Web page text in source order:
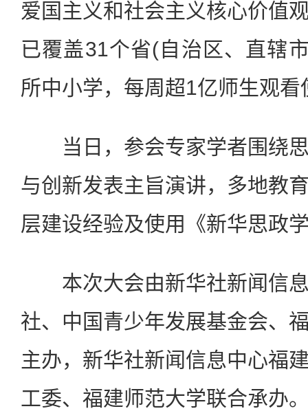
爱国主义和社会主义核心价值
已覆盖31个省(自治区、直辖
所中小学，每周超1亿师生观看
当日，参会专家学者围绕思
与创新发表主旨演讲，多地教
层建设经验及使用《新华思政
本次大会由新华社新闻信息
社、中国青少年发展基金会、
主办，新华社新闻信息中心福
工委、福建师范大学联合承办